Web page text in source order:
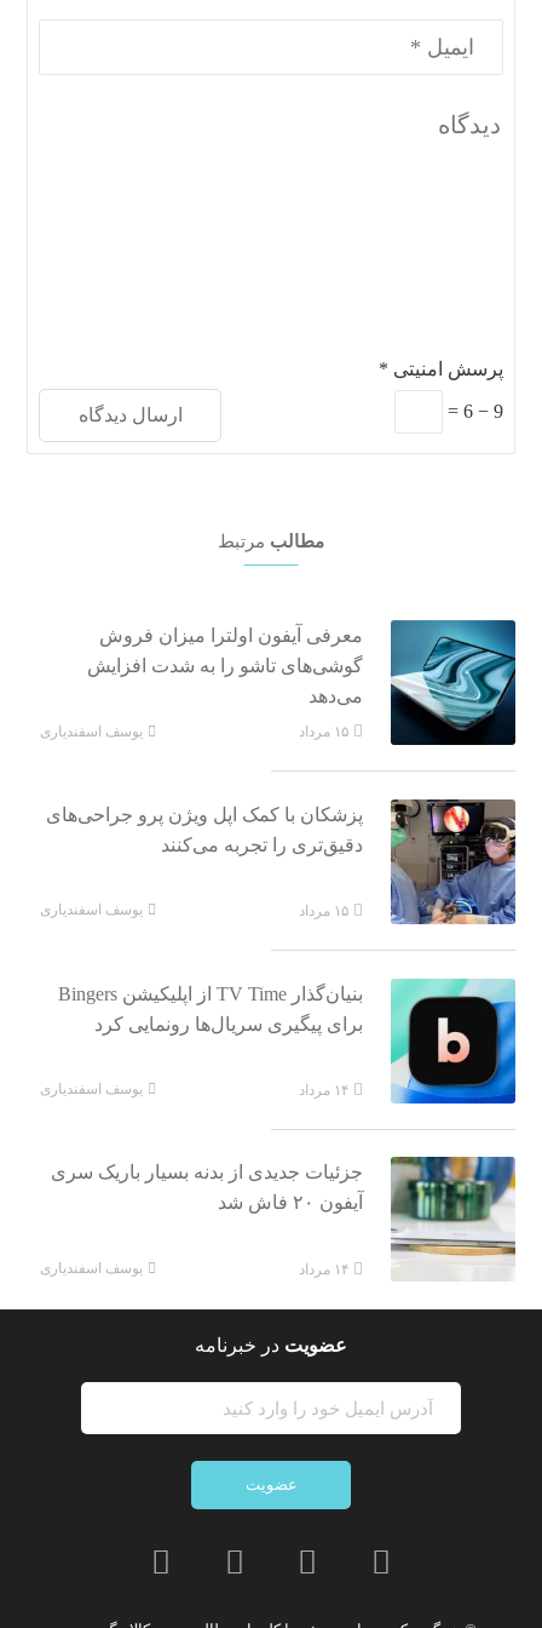
پرسش امنیتی *
9
−
6
=
مطالب مرتبط
معرفی آیفون اولترا میزان فروش
گوشی‌های تاشو را به شدت افزایش
می‌دهد
۱۵ مرداد یوسف اسفندیاری
پزشکان با کمک اپل ویژن پرو جراحی‌های
دقیق‌تری را تجربه می‌کنند
۱۵ مرداد یوسف اسفندیاری
بنیان‌گذار TV Time از اپلیکیشن Bingers
برای پیگیری سریال‌ها رونمایی کرد
۱۴ مرداد یوسف اسفندیاری
جزئیات جدیدی از بدنه بسیار باریک سری
آیفون ۲۰ فاش شد
۱۴ مرداد یوسف اسفندیاری
عضویت در خبرنامه
عضویت